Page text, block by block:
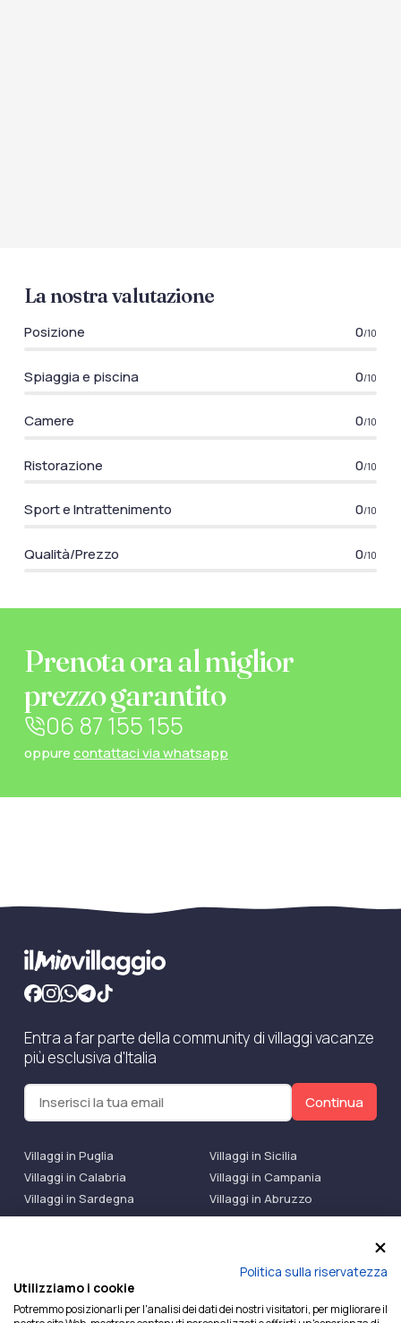
La nostra valutazione
Posizione 0/10
Spiaggia e piscina 0/10
Camere 0/10
Ristorazione 0/10
Sport e Intrattenimento 0/10
Qualità/Prezzo 0/10
Prenota ora al miglior
prezzo garantito
06 87 155 155
oppurecontattaci via whatsapp
Entra a far parte della community di villaggi vacanze
più esclusiva d'Italia
Continua
Villaggi in Puglia
Villaggi in Sicilia
Villaggi in Calabria
Villaggi in Campania
Villaggi in Sardegna
Villaggi in Abruzzo
Villaggi Bluserena
Villaggi TH Resort
Ilmiovillaggio è un marchio di Ekiwi S.r.l.
Politica sulla riservatezza
Utilizziamo i cookie
Potremmo posizionarli per l'analisi dei dati dei nostri visitatori, per migliorare il